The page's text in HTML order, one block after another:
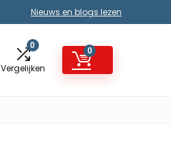
Nieuws en blogs lezen
0
Vergelijken
0